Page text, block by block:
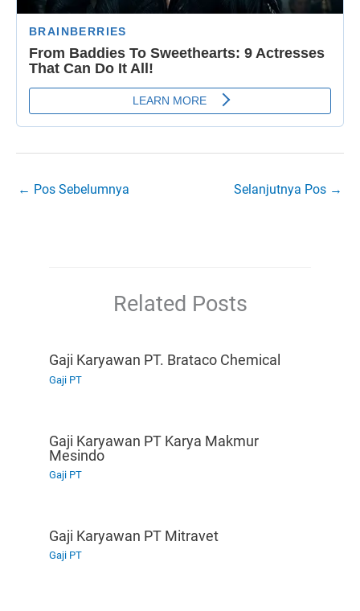
← Pos Sebelumnya Selanjutnya Pos →
Related Posts
Gaji Karyawan PT. Brataco Chemical
Gaji PT
Gaji Karyawan PT Karya Makmur
Mesindo
Gaji PT
Gaji Karyawan PT Mitravet
Gaji PT